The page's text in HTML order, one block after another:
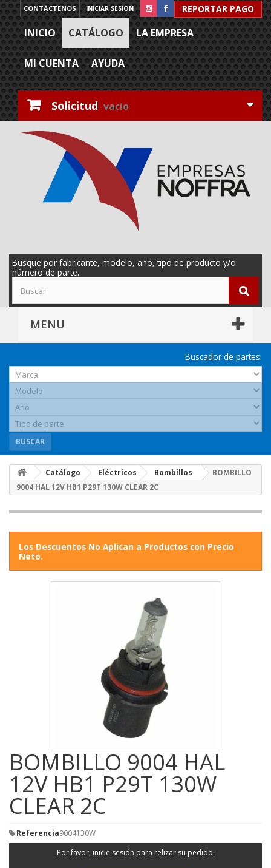
REPORTAR PAGO
INICIAR SESIÓN
CONTÁCTENOS
INICIO CATÁLOGO LA EMPRESA
MI CUENTA AYUDA
Solicitud vacío
Busque por fabricante, modelo, año, tipo de producto y/o
número de parte.
MENU
Buscador de partes:
BUSCAR
Catálogo Eléctricos Bombillos
BOMBILLO
9004 HAL 12V HB1 P29T 130W CLEAR 2C
Los Descuentos No Aplican a Productos con Precio
Neto.
BOMBILLO 9004 HAL
12V HB1 P29T 130W
CLEAR 2C
Referencia9004130W
Por favor, inicie sesión para relizar su pedido.